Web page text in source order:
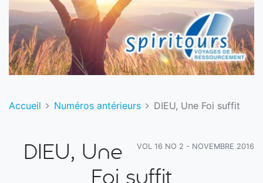
Accueil Numéros antérieurs DIEU, Une Foi suffit
VOL 16 NO 2 - NOVEMBRE 2016
DIEU, Une
Foi suffit